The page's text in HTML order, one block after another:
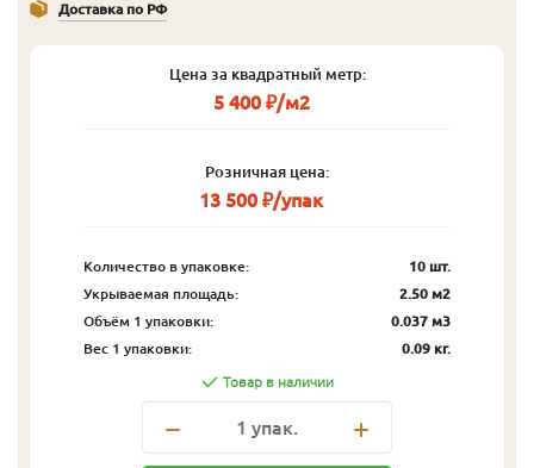
Доставка по РФ
Цена за квадратный метр:
5 400 ₽/м2
Розничная цена:
13 500 ₽/упак
Количество в упаковке:
10 шт.
Укрываемая площадь:
2.50 м2
Объём 1 упаковки:
0.037 м3
Вес 1 упаковки:
0.09 кг.
Товар в наличии
1 упак.